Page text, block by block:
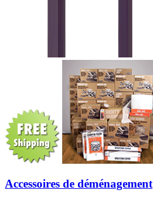
Accessoires de déménagement